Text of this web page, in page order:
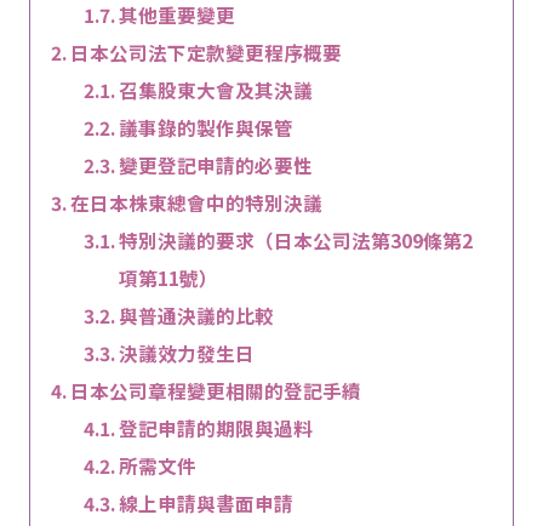
其他重要變更
日本公司法下定款變更程序概要
召集股東大會及其決議
議事錄的製作與保管
變更登記申請的必要性
在日本株東總會中的特別決議
特別決議的要求（日本公司法第309條第2
項第11號）
與普通決議的比較
決議效力發生日
日本公司章程變更相關的登記手續
登記申請的期限與過料
所需文件
線上申請與書面申請